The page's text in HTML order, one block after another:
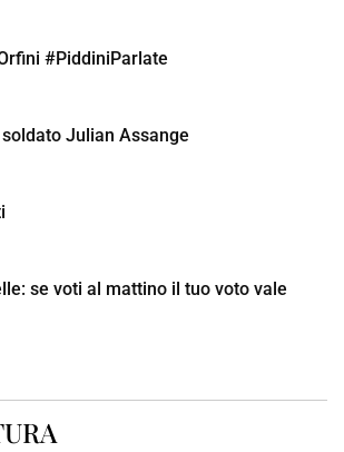
#PiddiniParlate
Julian Assange
se voti al mattino il tuo voto vale